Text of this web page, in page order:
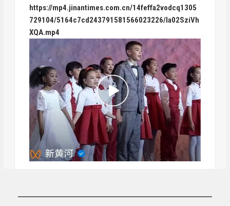
https://mp4.jinantimes.com.cn/14feffa2vodcq1305
729104/5164c7cd243791581566023226/Ia02SziVh
XQA.mp4